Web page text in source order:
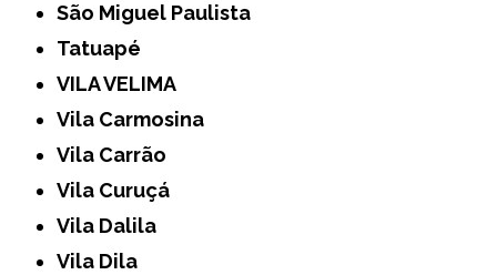
São Miguel Paulista
Tatuapé
VILA VELIMA
Vila Carmosina
Vila Carrão
Vila Curuçá
Vila Dalila
Vila Dila